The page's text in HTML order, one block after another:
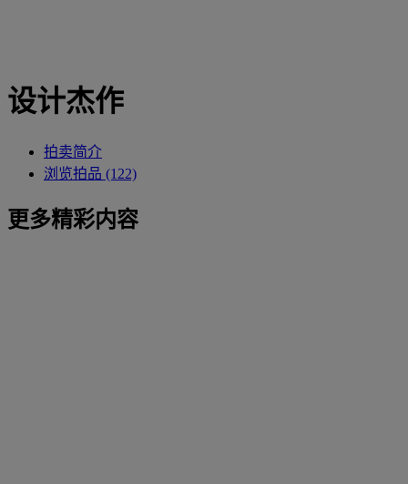
设计杰作
拍卖简介
浏览拍品 (122)
更多精彩内容